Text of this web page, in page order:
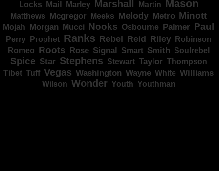
Locks Mail Marley Marshall Martin Mason
Matthews Mcgregor Meeks Melody Metro Minott
Mojah Morgan Mucci Nooks Osbourne Palmer Paul
Perry Prophet Ranks Rebel Reid Riley Robinson
Romeo Roots Rose Signal Smart Smith Soulrebel
Spice Star Stephens Stewart Taylor Thompson
Tibet Tuff Vegas Washington Wayne White Williams
Wilson Wonder Youth Youthman